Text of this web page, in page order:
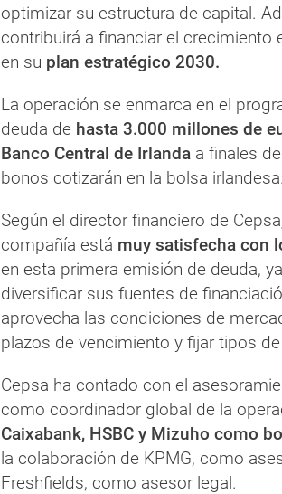
optimizar su estructura de capital.
contribuirá a financiar el crecimiento
en su plan estratégico 2030.
La operación se enmarca en el
deuda de hasta 3.000 millones de
Banco Central de Irlanda a finales
bonos cotizarán en la bolsa irlandesa.
Según el director financiero de Cepsa
compañía está muy satisfecha con
en esta primera emisión de deuda,
diversificar sus fuentes de
aprovecha las condiciones de
plazos de vencimiento y fijar tipos
Cepsa ha contado con el
como coordinador global de la
Caixabank, HSBC y Mizuho como
la colaboración de KPMG, como
Freshfields, como asesor legal.